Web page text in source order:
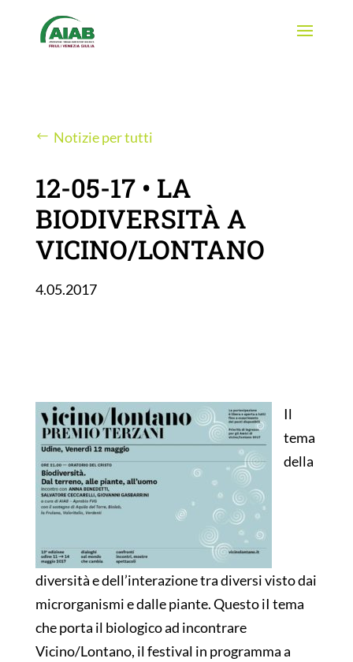
Notizie per tutti
12-05-17 • LA
BIODIVERSITÀ A
VICINO/LONTANO
4.05.2017
Il
tema
della
diversità e dell’interazione tra diversi visto dai
microrganismi e dalle piante. Questo iI tema
che porta il biologico ad incontrare
Vicino/Lontano, il festival in programma a